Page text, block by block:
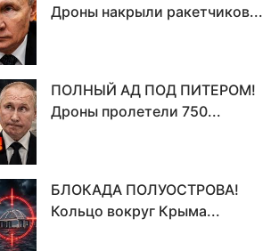
Дроны накрыли ракетчиков...
ПОЛНЫЙ АД ПОД ПИТЕРОМ!
Дроны пролетели 750...
БЛОКАДА ПОЛУОСТРОВА!
Кольцо вокруг Крыма...